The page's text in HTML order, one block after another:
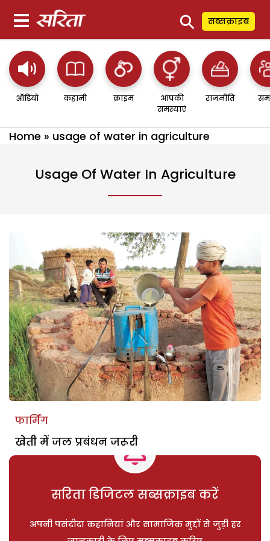
⚲ सब्सक्राइब
ऑडियो कहानी क्राइम
आपकी
समस्याएं
राजनीति
Home » usage of water in agriculture
Usage Of Water In Agriculture
फार्मिंग
खेती में जल प्रबंधन जरूरी
सरिता डिजिटल सब्सक्राइब करें
अपनी पसंदीदा कहानियां और सामाजिक मुद्दों से जुड़ी हर